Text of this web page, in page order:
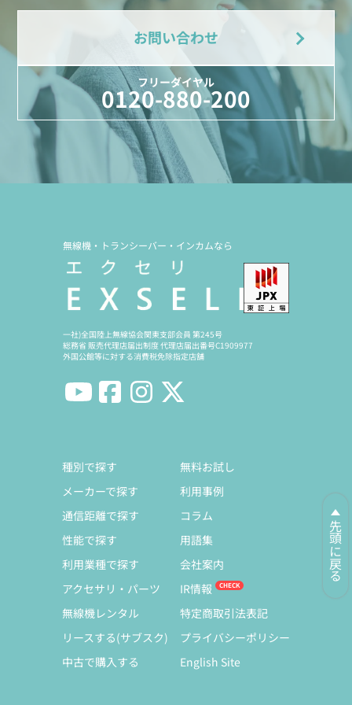
お問い合わせ
フリーダイヤル
0120-880-200
先頭に戻る
無線機・トランシーバー・インカムなら
一社)全国陸上無線協会関東支部会員 第245号
総務省 販売代理店届出制度 代理店届出番号C1909977
外国公館等に対する消費税免除指定店舗
種別で探す
メーカーで探す
通信距離で探す
性能で探す
利用業種で探す
アクセサリ・パーツ
無線機レンタル
リースする(サブスク)
中古で購入する
無料お試し
利用事例
コラム
用語集
会社案内
IR情報
特定商取引法表記
プライバシーポリシー
English Site